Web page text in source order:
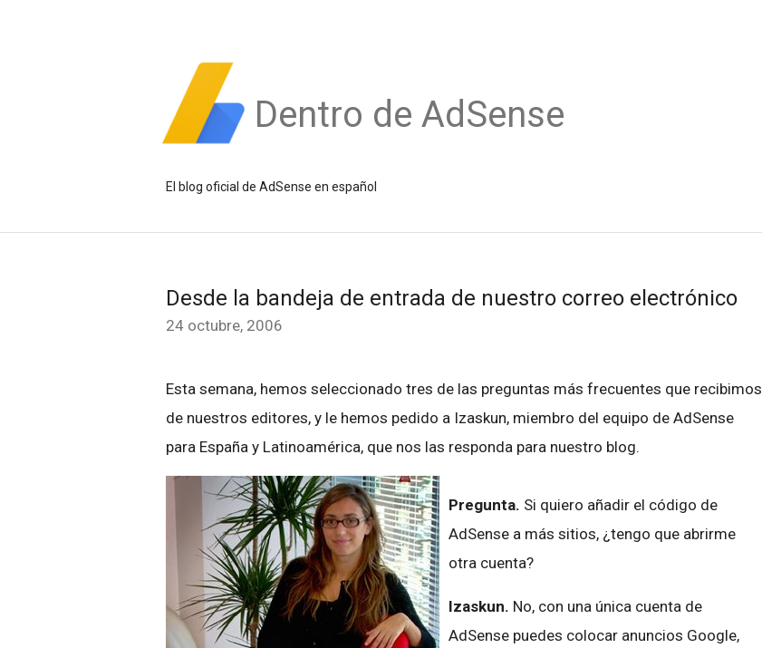
Dentro de AdSense
El blog oficial de AdSense en español
Desde la bandeja de entrada de nuestro correo electrónico
24 octubre, 2006
Esta semana, hemos seleccionado tres de las preguntas más frecuentes que recibimos
de nuestros editores, y le hemos pedido a Izaskun, miembro del equipo de AdSense
para España y Latinoamérica, que nos las responda para nuestro blog.
Pregunta. Si quiero añadir el código de
AdSense a más sitios, ¿tengo que abrirme
otra cuenta?
Izaskun. No, con una única cuenta de
AdSense puedes colocar anuncios Google,